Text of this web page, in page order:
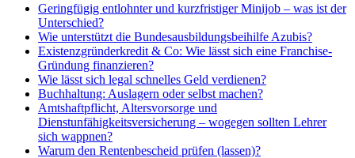
Geringfügig entlohnter und kurzfristiger Minijob – was ist der
Unterschied?
Wie unterstützt die Bundesausbildungsbeihilfe Azubis?
Existenzgründerkredit & Co: Wie lässt sich eine Franchise-
Gründung finanzieren?
Wie lässt sich legal schnelles Geld verdienen?
Buchhaltung: Auslagern oder selbst machen?
Amtshaftpflicht, Altersvorsorge und
Dienstunfähigkeitsversicherung – wogegen sollten Lehrer
sich wappnen?
Warum den Rentenbescheid prüfen (lassen)?